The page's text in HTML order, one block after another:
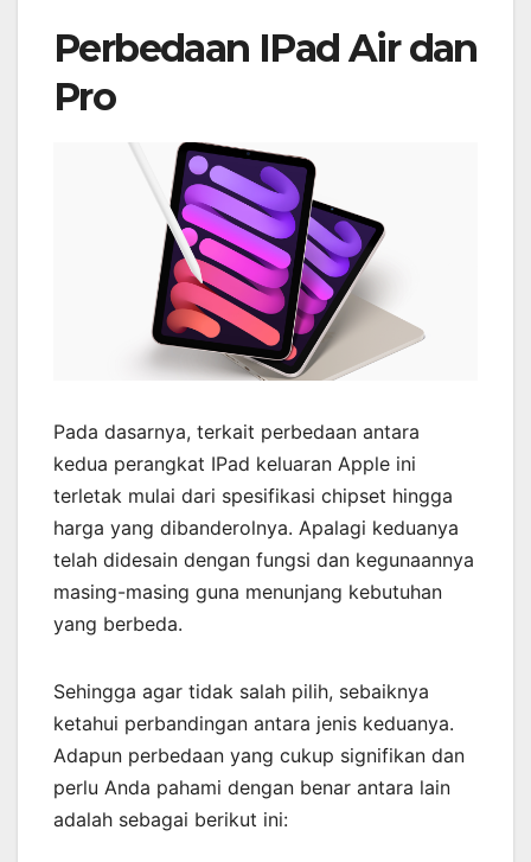
Perbedaan IPad Air dan
Pro
Pada dasarnya, terkait perbedaan antara
kedua perangkat IPad keluaran Apple ini
terletak mulai dari spesifikasi chipset hingga
harga yang dibanderolnya. Apalagi keduanya
telah didesain dengan fungsi dan kegunaannya
masing-masing guna menunjang kebutuhan
yang berbeda.
Sehingga agar tidak salah pilih, sebaiknya
ketahui perbandingan antara jenis keduanya.
Adapun perbedaan yang cukup signifikan dan
perlu Anda pahami dengan benar antara lain
adalah sebagai berikut ini: